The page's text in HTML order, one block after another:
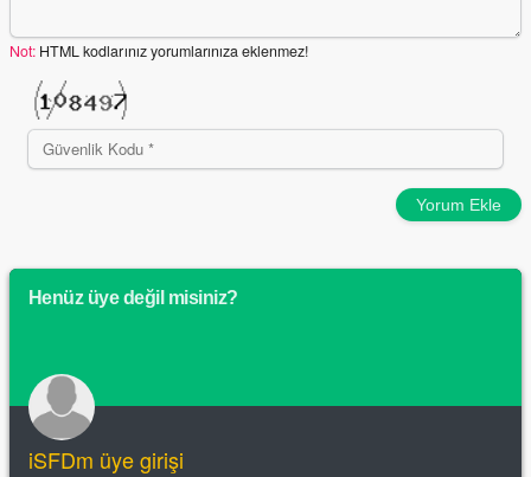
Not: HTML kodlarınız yorumlarınıza eklenmez!
Yorum Ekle
Henüz üye değil misiniz?
iSFDm üye girişi